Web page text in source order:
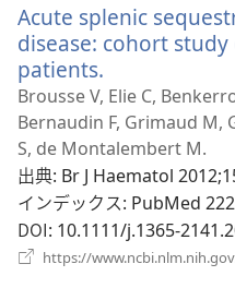
Acute splenic
disease: cohort
patients.
し
い
タ
ブ
で
開
く）
Brousse V, Elie C,
Bernaudin F, Grimaud M,
S, de Montalembert M.
出典‎: Br J Haematol
インデックス‎: PubMed
DOI‎: 10.1111/j.1365-
https://